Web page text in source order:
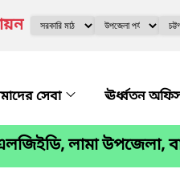
সেবা ঊর্ধ্বতন
লামা উপজেলা,